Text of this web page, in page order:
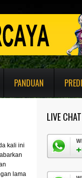
PANDUAN
kali ini
lama
LIVE CHAT